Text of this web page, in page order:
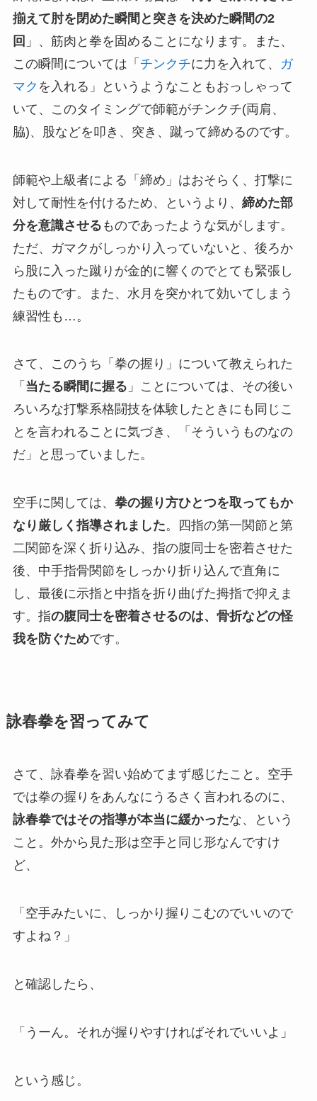
揃えて肘を閉めた瞬間と突きを決めた瞬間の2
回 」、筋肉と拳を固めることになります。また、
この瞬間については「 チンクチに力を入れて、
ガ
マク を入れる」というようなこともおっしゃって
いて、このタイミングで師範がチンクチ(両肩、
脇)、股などを叩き、突き、蹴って締めるのです。
師範や上級者による「締め」はおそらく、打撃に
対して耐性を付けるため、というより、 締めた部
分を意識させる ものであったような気がします。
ただ、ガマクがしっかり入っていないと、後ろか
ら股に入った蹴りが金的に響くのでとても緊張し
たものです。また、水月を突かれて効いてしまう
練習性も…。
さて、このうち「拳の握り」について教えられた
「 当たる瞬間に握る 」ことについては、その後い
ろいろな打撃系格闘技を体験したときにも同じこ
とを言われることに気づき、「そういうものなの
だ」と思っていました。
空手に関しては、 拳の握り方ひとつを取ってもか
なり厳しく指導されました。四指の第一関節と第
二関節を深く折り込み、指の腹同士を密着させた
後、中手指骨関節をしっかり折り込んで直角に
し、最後に示指と中指を折り曲げた拇指で抑えま
す。指の腹同士を密着させるのは、骨折などの怪
我を防ぐためです。
詠春拳を習ってみて
さて、詠春拳を習い始めてまず感じたこと。空手
では拳の握りをあんなにうるさく言われるのに、
詠春拳ではその指導が本当に緩かったな、という
こと。外から見た形は空手と同じ形なんですけ
ど、
「空手みたいに、しっかり握りこむのでいいので
すよね？」
と確認したら、
「うーん。それが握りやすければそれでいいよ」
という感じ。